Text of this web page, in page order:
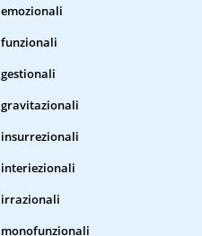
emozionali
funzionali
gestionali
gravitazionali
insurrezionali
interiezionali
irrazionali
monofunzionali